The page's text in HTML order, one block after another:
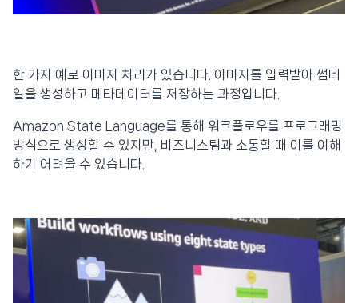
한 가지 예로 이미지 처리가 있습니다. 이미지를 입력받아 썸네
일을 생성하고 메타데이터를 저장하는 과정입니다.
Amazon State Language를 통해 워크플로우를 프로그래밍
방식으로 생성할 수 있지만, 비즈니스팀과 소통할 때 이를 이해
하기 어려울 수 있습니다.